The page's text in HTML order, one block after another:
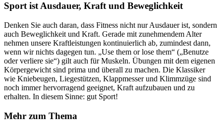
Sport ist Ausdauer, Kraft und Beweglichkeit
Denken Sie auch daran, dass Fitness nicht nur Ausdauer ist, sondern
auch Beweglichkeit und Kraft. Gerade mit zunehmendem Alter
nehmen unsere Kraftleistungen kontinuierlich ab, zumindest dann,
wenn wir nichts dagegen tun. „Use them or lose them“ („Benutze
oder verliere sie“) gilt auch für Muskeln. Übungen mit dem eigenen
Körpergewicht sind prima und überall zu machen. Die Klassiker
wie Kniebeugen, Liegestützen, Klappmesser und Klimmzüge sind
noch immer hervorragend geeignet, Kraft aufzubauen und zu
erhalten. In diesem Sinne: gut Sport!
Mehr zum Thema